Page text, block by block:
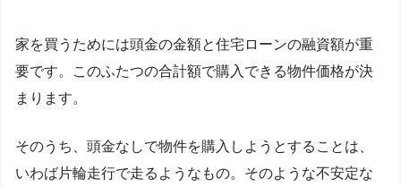
家を買うためには頭金の金額と住宅ローンの融資額が重
要です。このふたつの合計額で購入できる物件価格が決
まります。
そのうち、頭金なしで物件を購入しようとすることは、
いわば片輪走行で走るようなもの。そのような不安定な